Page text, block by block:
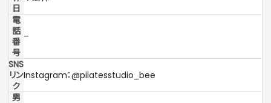
日
電
話
番
号
–
SNS
リン
ク
Instagram：@pilatesstudio_bee
男